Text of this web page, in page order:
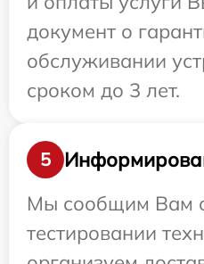
документ о
обслуживании
сроком до 3 лет.
5
Мы сообщим Вам
тестировании